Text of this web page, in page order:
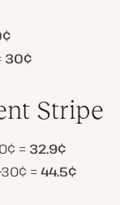
30¢
Stripe
= 32.9¢
=44.5¢